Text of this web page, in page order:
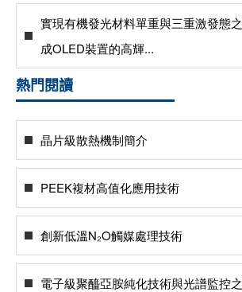
實現有機發光材料單重與三重激發態
成OLED裝置的高輝...
熱門閱讀
晶片級散熱機制簡介
PEEK複材高值化應用技術
創新低溫N₂O觸媒處理技術
電子級聚醯亞胺純化技術與光譜監控